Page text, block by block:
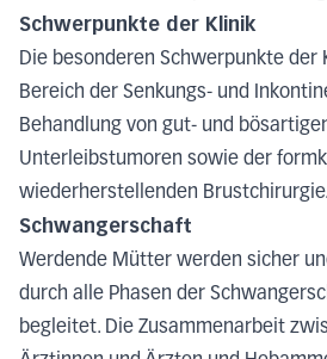
Schwerpunkte der Klinik
Die besonderen Schwerpunkte der
Bereich der Senkungs- und
Behandlung von gut- und
Unterleibstumoren sowie der
wiederherstellenden Brustchirurgie.
Schwangerschaft
Werdende Mütter werden sicher
durch alle Phasen der
begleitet. Die Zusammenarbeit